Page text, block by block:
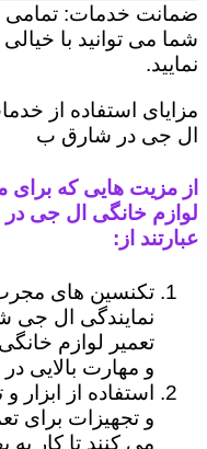
ضمانت خدمات: تمامی
شما می توانید با
نمایید.
مزایای استفاده از
ال جی در شارق ب
از مزیت هایی که برای
لوازم خانگی ال جی
عبارتند از:
تکنسین های
نمایندگی ال
تعمیر لوازم
و مهارت بالایی
استفاده از ابزار
و تجهیزات برای
می کنند تا کار به